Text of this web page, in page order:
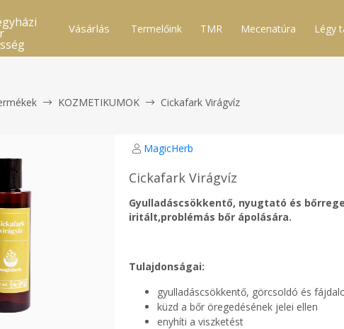
Vásárlás Termelőink TMR Mecenatúra Légy
KOZMETIKUMOK Cickafark Virágvíz
MagicHerb
Cickafark Virágvíz
Gyulladáscsökkentő, nyugtató és
iritált,problémás bőr ápolására.
Tulajdonságai:
gyulladáscsökkentő, görcsoldó és
küzd a bőr öregedésének jelei ellen
enyhíti a viszketést